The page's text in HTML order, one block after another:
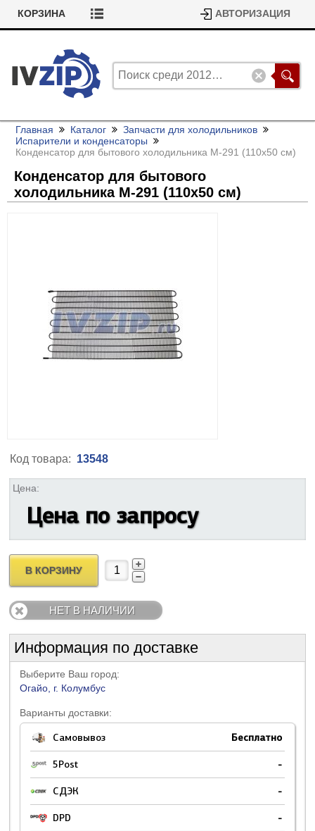
КОРЗИНА АВТОРИЗАЦИЯ
Главная Каталог
Запчасти для холодильников
Испарители и конденсаторы
Конденсатор для бытового холодильника М-291 (110х50 см)
Конденсатор для бытового
холодильника М-291 (110х50 см)
Код товара: 13548
Цена:
Цена по запросу
В КОРЗИНУ
НЕТ В НАЛИЧИИ
Информация по доставке
Выберите Ваш город:
Огайо, г. Колумбус
Варианты доставки:
Самовывоз Бесплатно
5Post -
СДЭК -
DPD -